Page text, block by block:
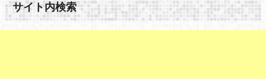
サイト内検索